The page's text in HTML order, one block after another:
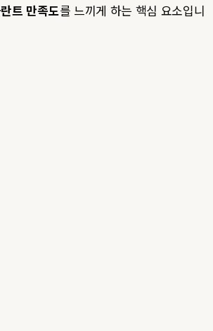
트 만족도를 느끼게 하는 핵심 요소입니